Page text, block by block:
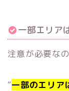
一部エリア
注意が必要な
“一部のエリア